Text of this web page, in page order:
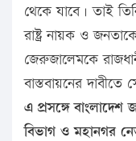
থেকে যাবে। তাই
রাষ্ট্র নায়ক ও
জেরুজালেমকে
বাস্তবায়নের
এ প্রসঙ্গে
বিভাগ ও মহানগর